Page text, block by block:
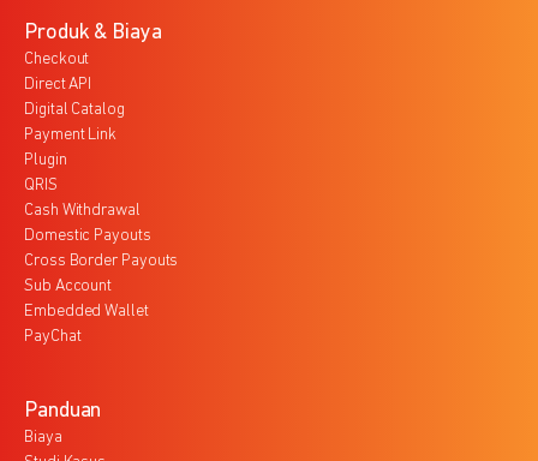
Produk & Biaya
Checkout
Direct API
Digital Catalog
Payment Link
Plugin
QRIS
Cash Withdrawal
Domestic Payouts
Cross Border Payouts
Sub Account
Embedded Wallet
PayChat
Panduan
Biaya